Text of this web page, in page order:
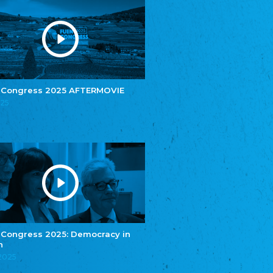
Congress 2025 AFTERMOVIE
Congress 2025: Democracy in
Youth of European Nationalities (YEN)
Youth of European Nationalities (YEN)
Zentralrat der Jenischen in Deutschland
e.V.
Central Council of Yenish in Germany
Zentralrat Deutscher Sinti und Roma
Central Council of German Sinti and Roma
Związek Polaków w Niemczech
Union of Poles in Germany
Bund Deutscher Nordschleswiger (BDN)
Federation of Germans in Northern Schleswig
Grænseforeningen
Danish Border Association
Eestimaa Rahvuste Ühendus
Estonian Union of National Minorities
Eestimaa Valgevenelaste Assotsiatsioon
Estonian Belorusian Association
Estonian German Society